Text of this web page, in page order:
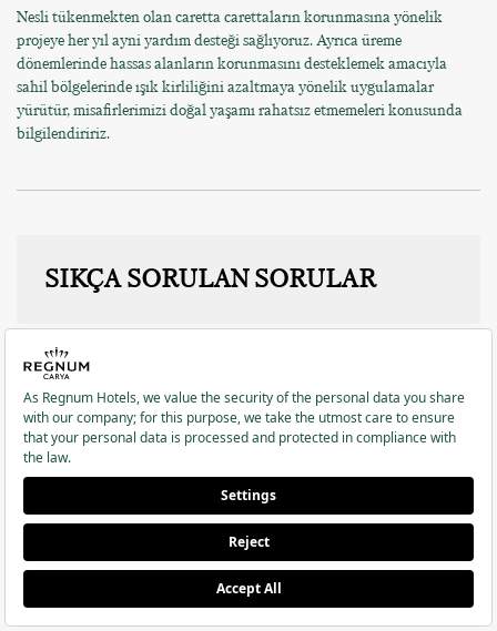
Nesli tükenmekten olan caretta carettaların korunmasına yönelik
projeye her yıl ayni yardım desteği sağlıyoruz. Ayrıca üreme
dönemlerinde hassas alanların korunmasını desteklemek amacıyla
sahil bölgelerinde ışık kirliliğini azaltmaya yönelik uygulamalar
yürütür, misafirlerimizi doğal yaşamı rahatsız etmemeleri konusunda
bilgilendiririz.
SIKÇA SORULAN SORULAR
OTELİNİZİN SÜRDÜRÜLEBİLİRLİK
ÇABALARI NELERİ İÇERİYOR?
Otelimiz, enerji verimliliği, atık yönetimi, su tasarrufu ve biyoçeşitlilik
koruma gibi çeşitli sürdürülebilirlik çabalarıyla ilgilenir. Ayrıca, yerel
topluluklara ve doğal yaşama katkıda bulunmaya, yeşil inovasyon ve
teknoloji yatırımları yapmaya odaklanırız.